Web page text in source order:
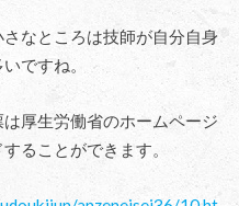
なところは技師が自分自身
ですね。
厚生労働省のホームページ
ることができます。